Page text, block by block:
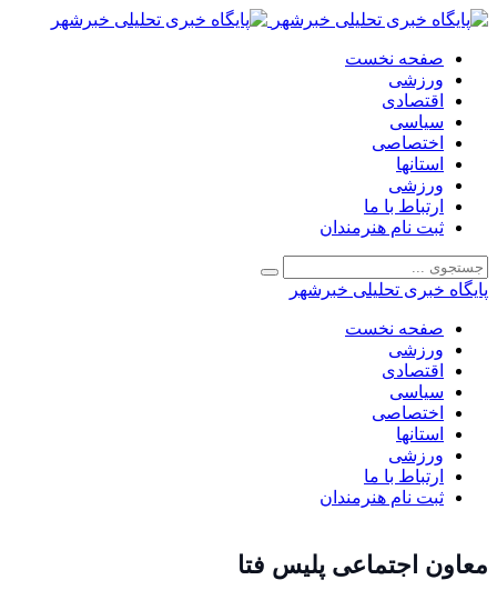
صفحه نخست
ورزشی
اقتصادی
سیاسی
اختصاصی
استانها
ورزشی
ارتباط با ما
ثبت نام هنرمندان
پایگاه خبری تحلیلی خبرشهر
صفحه نخست
ورزشی
اقتصادی
سیاسی
اختصاصی
استانها
ورزشی
ارتباط با ما
ثبت نام هنرمندان
معاون اجتماعی پلیس فتا